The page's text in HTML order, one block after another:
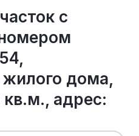
с
дома,
адрес: